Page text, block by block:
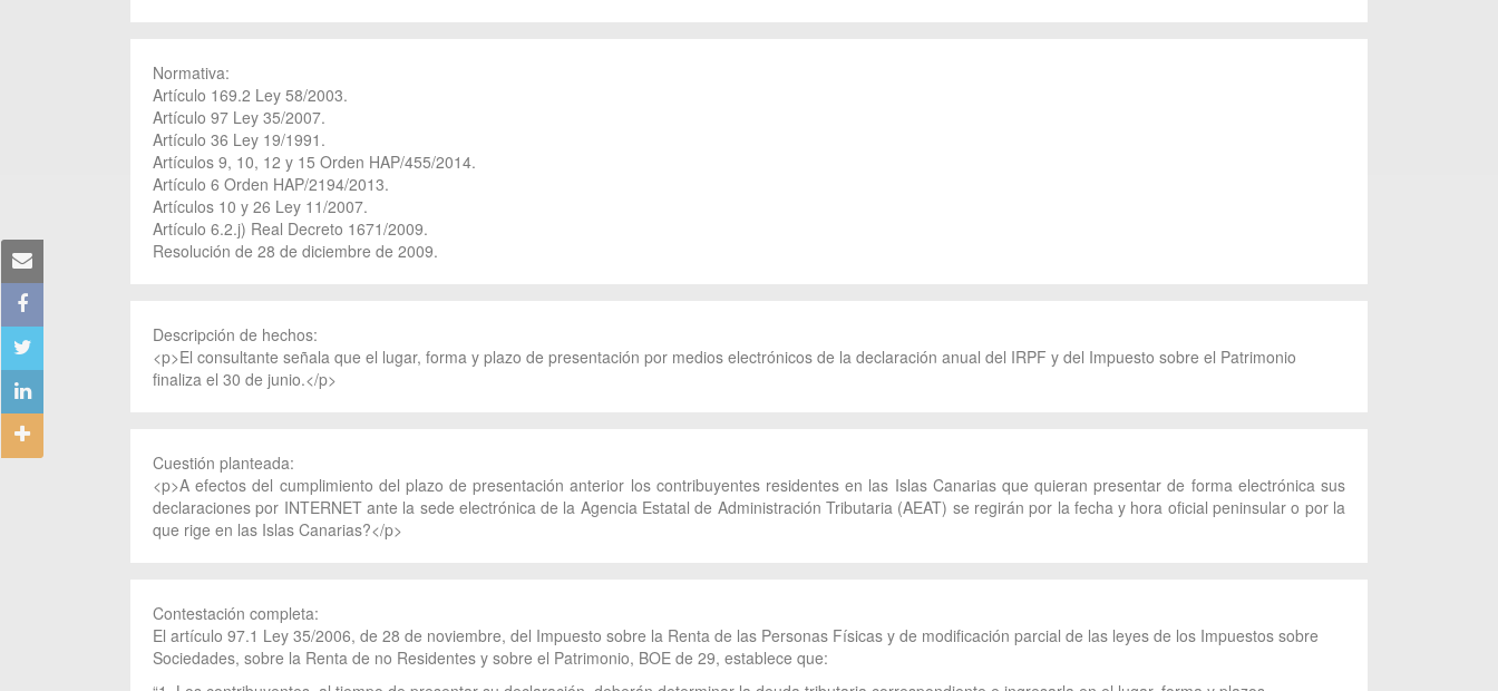
Normativa:
Artículo 169.2 Ley 58/2003.
Artículo 97 Ley 35/2007.
Artículo 36 Ley 19/1991.
Artículos 9, 10, 12 y 15 Orden HAP/455/2014.
Artículo 6 Orden HAP/2194/2013.
Artículos 10 y 26 Ley 11/2007.
Artículo 6.2.j) Real Decreto 1671/2009.
Resolución de 28 de diciembre de 2009.
Descripción de hechos:
<p>El consultante señala que el lugar, forma y plazo de presentación por medios electrónicos de la declaración anual del IRPF y del Impuesto sobre el Patrimonio
finaliza el 30 de junio.</p>
Cuestión planteada:
<p>A efectos del cumplimiento del plazo de presentación anterior los contribuyentes residentes en las Islas Canarias que quieran presentar de forma electrónica sus
declaraciones por INTERNET ante la sede electrónica de la Agencia Estatal de Administración Tributaria (AEAT) se regirán por la fecha y hora oficial peninsular o por la
que rige en las Islas Canarias?</p>
Contestación completa:
El artículo 97.1 Ley 35/2006, de 28 de noviembre, del Impuesto sobre la Renta de las Personas Físicas y de modificación parcial de las leyes de los Impuestos sobre
Sociedades, sobre la Renta de no Residentes y sobre el Patrimonio, BOE de 29, establece que: